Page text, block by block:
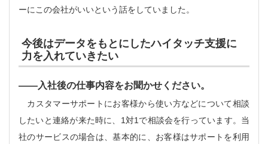
ーにこの会社がいいという話をしていました。
今後はデータをもとにしたハイタッチ支援に
力を入れていきたい
――入社後の仕事内容をお聞かせください。
カスタマーサポートにお客様から使い方などについて相談
したいと連絡が来た時に、1対1で相談会を行っています。当
社のサービスの場合は、基本的に、お客様はサポートを利用